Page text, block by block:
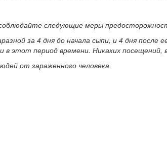
следующие меры
за 4 дня до начала сыпи, и 4 дня после
в этот период времени. Никаких посещений,
от зараженного человека